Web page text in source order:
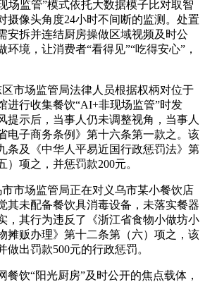
场监管”模式依托大数据模子比对取智
摄像头角度24小时不间断的监测。处置
安拆并连结厨房操做区域视频及时公
境，让消费者“看得见”“吃得安心”，
市场监管局法律人员根据权柄对位于
进行收集餐饮“AI+非现场监管”时发
提示后，当事人仍未调整视角，当事人
电子商务条例》第十六条第一款之。该
条及《中华人平易近国行政惩罚法》第
）项之，并惩罚款200元。
市场监管局正在对义乌市某小餐饮店
其未配备餐饮具消毒设备，未落实餐器
，其行为违反了《浙江省食物小做坊小
摊贩办理》第十二条第（六）项之，该
做出罚款500元的行政惩罚。
饮“阳光厨房”及时公开的焦点载体，